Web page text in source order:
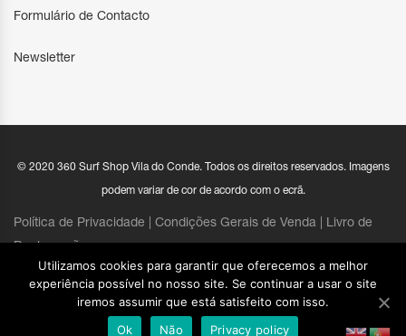
Formulário de Contacto
Newsletter
© 2020 360 Surf Shop Vila do Conde. Todos os direitos reservados. Imagens
podem variar de cor de acordo com o ecrã.
Política de Privacidade | Condições Gerais de Venda
Livro de
Reclamações
Utilizamos cookies para garantir que oferecemos a melhor
experiência possível no nosso site. Se continuar a usar o site
iremos assumir que está satisfeito com isso.
Ok
Não Privacy policy